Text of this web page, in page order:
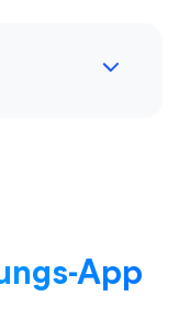
App